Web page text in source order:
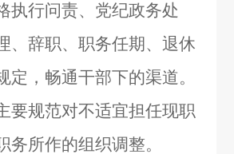
执行问责、党纪政务处
、辞职、职务任期、退休
定，畅通干部下的渠道。
规范对不适宜担任现职
务所作的组织调整。